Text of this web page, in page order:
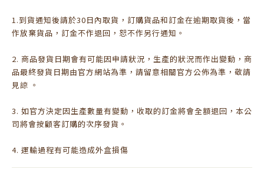
1.到貨通知後請於30日內取貨，訂購貨品和訂金在逾期取貨後，當
作放棄貨品，訂金不作退回，恕不作另行通知。
2. 商品發貨日期會有可能因申請狀況，生產的狀況而作出變動，商
品最終發貨日期由官方網站為準，請留意相關官方公佈為準，敬請
見諒 。
3. 如官方決定因生產數量有變動，收取的訂金將會全額退回，本公
司將會按顧客訂購的次序發貨。
4. 運輸過程有可能造成外盒損傷